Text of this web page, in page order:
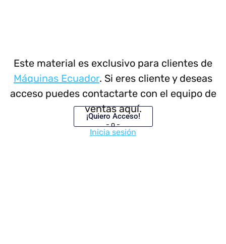
Este material es exclusivo para clientes de
Máquinas Ecuador. Si eres cliente y deseas
acceso puedes contactarte con el equipo de
ventas aquí.
¡Quiero Acceso!
- o -
Inicia sesión